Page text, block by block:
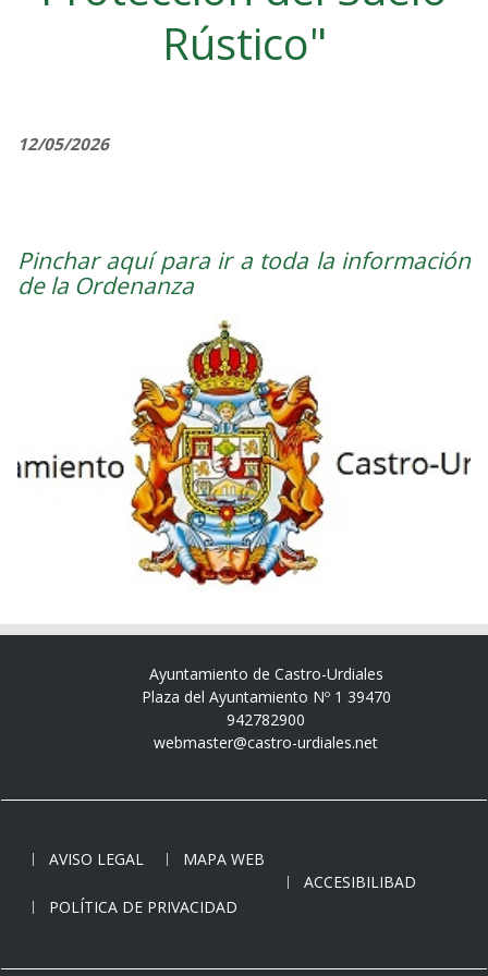
Rústico"
12/05/2026
Pinchar aquí para ir a toda la información
de la Ordenanza
Ayuntamiento de Castro-Urdiales
Plaza del Ayuntamiento Nº 1 39470
942782900
webmaster@castro-urdiales.net
AVISO LEGAL
MAPA WEB
ACCESIBILIBAD
POLÍTICA DE PRIVACIDAD